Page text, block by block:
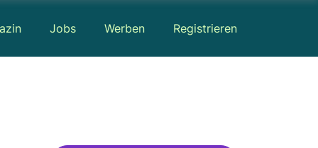
Jobs Werben Registrieren